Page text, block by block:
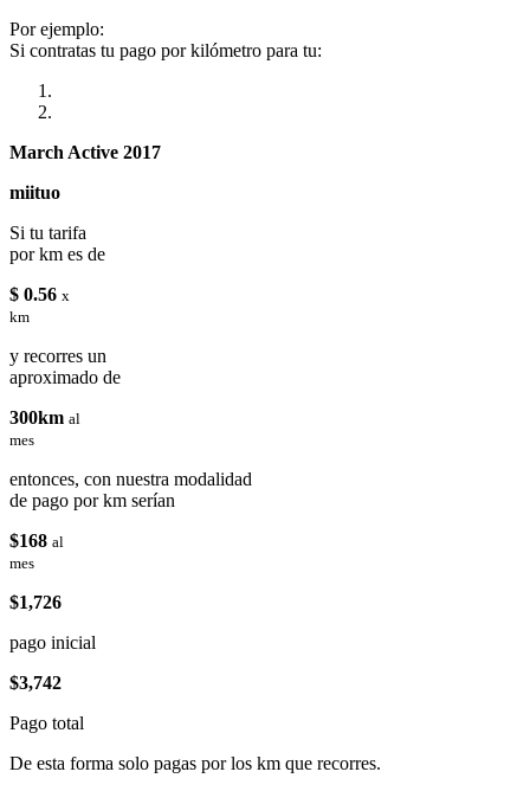
Por ejemplo:
Si contratas tu pago por kilómetro para tu:
March Active 2017
miituo
Si tu tarifa
por km es de
$ 0.56 x
km
y recorres un
aproximado de
300km al
mes
entonces, con nuestra modalidad
de pago por km serían
$168 al
mes
$1,726
pago inicial
$3,742
Pago total
De esta forma solo pagas por los km que recorres.